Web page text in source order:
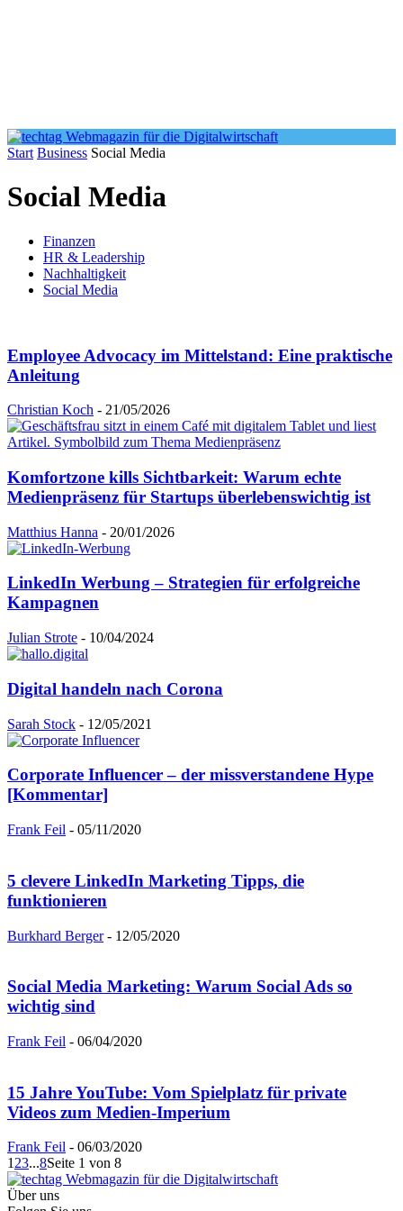
Start Business Social Media
Social Media
Finanzen
HR & Leadership
Nachhaltigkeit
Social Media
Employee Advocacy im Mittelstand: Eine praktische
Anleitung
Christian Koch - 21/05/2026
Komfortzone kills Sichtbarkeit: Warum echte
Medienpräsenz für Startups überlebenswichtig ist
Matthius Hanna - 20/01/2026
LinkedIn Werbung – Strategien für erfolgreiche
Kampagnen
Julian Strote - 10/04/2024
Digital handeln nach Corona
Sarah Stock - 12/05/2021
Corporate Influencer – der missverstandene Hype
[Kommentar]
Frank Feil - 05/11/2020
5 clevere LinkedIn Marketing Tipps, die
funktionieren
Burkhard Berger - 12/05/2020
Social Media Marketing: Warum Social Ads so
wichtig sind
Frank Feil - 06/04/2020
15 Jahre YouTube: Vom Spielplatz für private
Videos zum Medien-Imperium
Frank Feil - 06/03/2020
1 23...8Seite 1 von 8
Über uns